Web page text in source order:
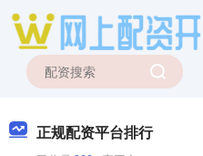
正规配资平台排行